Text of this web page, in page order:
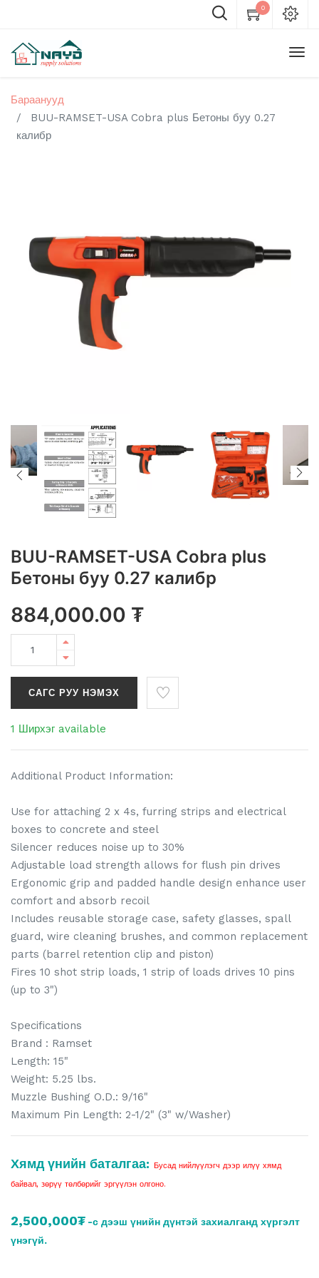
0
Бараанууд
BUU-RAMSET-USA Cobra plus Бетоны буу 0.27
калибр
BUU-RAMSET-USA Cobra plus
Бетоны буу 0.27 калибр
884,000.00 ₮
САГС РУУ НЭМЭХ
1 Ширхэг available
Additional Product Information:
Use for attaching 2 x 4s, furring strips and electrical
boxes to concrete and steel
Silencer reduces noise up to 30%
Adjustable load strength allows for flush pin drives
Ergonomic grip and padded handle design enhance user
comfort and absorb recoil
Includes reusable storage case, safety glasses, spall
guard, wire cleaning brushes, and common replacement
parts (barrel retention clip and piston)
Fires 10 shot strip loads, 1 strip of loads drives 10 pins
(up to 3")
Specifications
Brand : Ramset
Length: 15"
Weight: 5.25 lbs.
Muzzle Bushing O.D.: 9/16"
Maximum Pin Length: 2-1/2" (3" w/Washer)
Хямд үнийн баталгаа: Бусад нийлүүлэгч дээр илүү хямд
байвал, зөрүү төлбөрийг эргүүлэн олгоно.
2,500,000₮ -с дээш үнийн дүнтэй захиалганд хүргэлт
үнэгүй.